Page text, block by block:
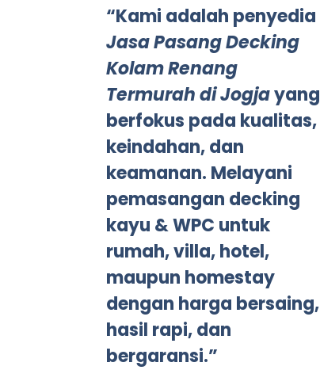
“Kami adalah penyedia
Jasa Pasang Decking
Kolam Renang
Termurah di Jogjayang
berfokus pada kualitas,
keindahan, dan
keamanan. Melayani
pemasangan decking
kayu & WPC untuk
rumah, villa, hotel,
maupun homestay
dengan harga bersaing,
hasil rapi, dan
bergaransi.”